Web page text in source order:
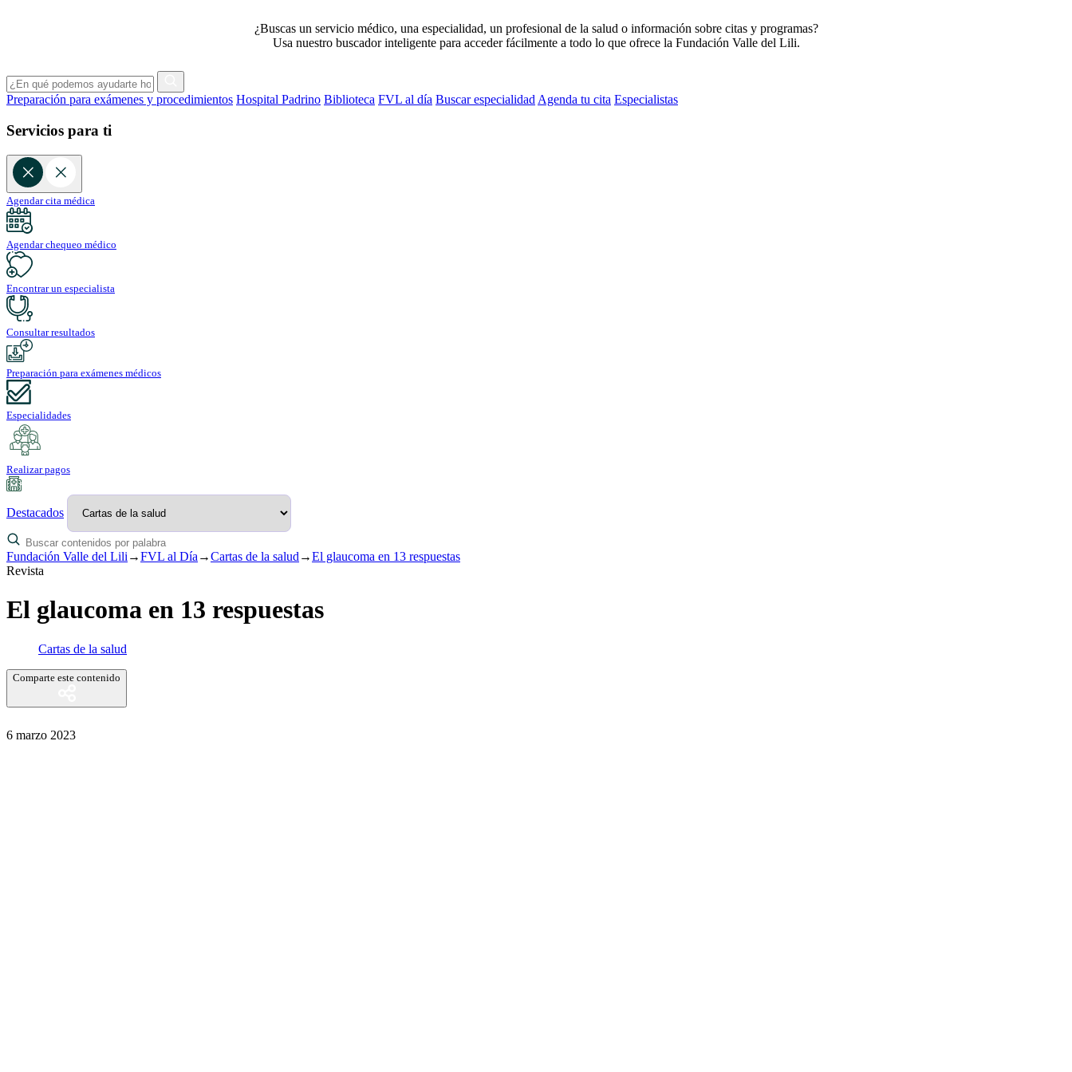
¿Buscas un servicio médico, una especialidad, un profesional de la salud o información sobre citas y programas?
Usa nuestro buscador inteligente para acceder fácilmente a todo lo que ofrece la Fundación Valle del Lili.
Preparación para exámenes y procedimientos Hospital Padrino Biblioteca FVL al día Buscar especialidad Agenda tu cita Especialistas
Servicios para ti
Agendar cita médica
Agendar chequeo médico
Encontrar un especialista
Consultar resultados
Preparación para exámenes médicos
Especialidades
Realizar pagos
Destacados
Fundación Valle del Lili →FVL al Día →Cartas de la salud →El glaucoma en 13 respuestas
Revista
El glaucoma en 13 respuestas
Cartas de la salud
Comparte este contenido
6 marzo 2023